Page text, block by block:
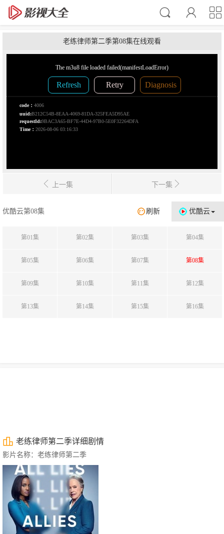
老练律师第二季第08集在线观看
上一集 下一集
优酷云
刷新
优酷云第08集
第01集 第02集 第03集 第04集
第05集 第06集 第07集 第08集
第09集 第10集 第11集 第12集
第13集 第14集 第15集 第16集
老练律师第二季详细剧情
影片名称：老练律师第二季